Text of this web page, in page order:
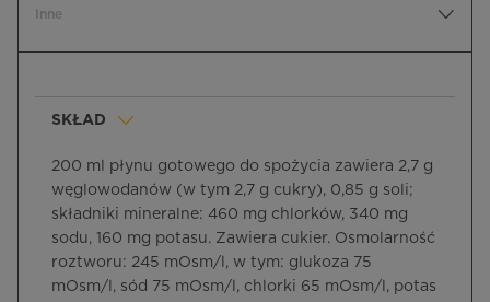
Inne
SKŁAD
200 ml płynu gotowego do spożycia zawiera 2,7 g
węglowodanów (w tym 2,7 g cukry), 0,85 g soli;
składniki mineralne: 460 mg chlorków, 340 mg
sodu, 160 mg potasu. Zawiera cukier. Osmolarność
roztworu: 245 mOsm/l, w tym: glukoza 75
mOsm/l, sód 75 mOsm/l, chlorki 65 mOsm/l, potas